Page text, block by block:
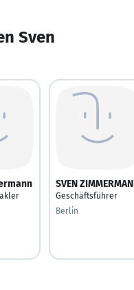
Sven
SVEN
Geschäftsführer
Berlin